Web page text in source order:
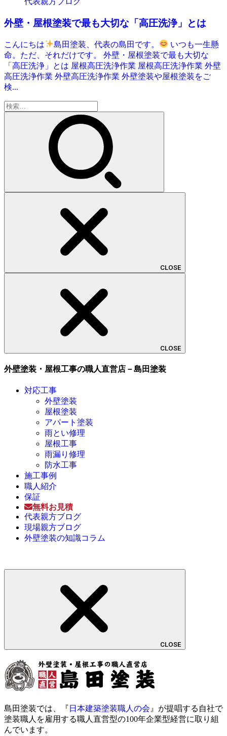
外壁・屋根塗装で最も大切な「高圧洗浄」とは
こんにちは 島田塗装、代表の島田です。
いつも一生懸
命。ただ、それだけです。 外壁・屋根塗装で最も大切な
「高圧洗浄」とは 屋根高圧洗浄作業 屋根高圧洗浄作業 外壁
高圧洗浄作業 外壁高圧洗浄作業 外壁塗装や屋根塗装をご
検...
検
索:
CLOSE
CLOSE
外壁塗装・屋根工事の職人直営店－島田塗装
対応工事
外壁塗装
屋根塗装
アパート塗装
雨とい修理
屋根工事
雨漏り修理
防水工事
施工事例
職人紹介
保証
無料お見積
代表親方ブログ
現場親方ブログ
外壁塗装の知識コラム
CLOSE
島田塗装では、『 日本建築塗装職人の会 』が提唱する自社で
塗装職人を雇用する職人直営型の100年企業型経営に取り組
んでいます。